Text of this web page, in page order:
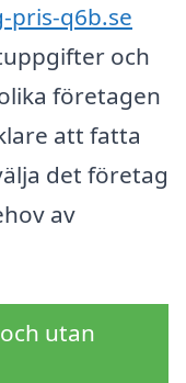
pris-q6b.se
och
företagen
att fatta
det företag
av
utan